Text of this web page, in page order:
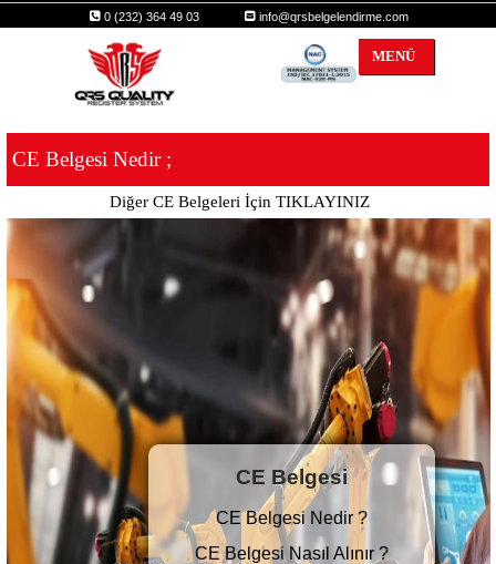
0 (232) 364 49 03 info@qrsbelgelendirme.com
MENÜ
CE Belgesi Nedir ;
Diğer CE Belgeleri İçin TIKLAYINIZ
CE Belgesi
CE Belgesi Nedir ?
CE Belgesi Nasıl Alınır ?